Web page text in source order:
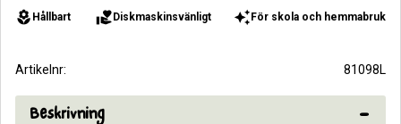
local_florist Hållbart volunteer_activism Diskmaskinsvänligt auto_awesome För skola och hemmabruk
Artikelnr 81098L
Beskrivning